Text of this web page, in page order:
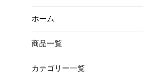
ホーム
商品一覧
カテゴリー一覧